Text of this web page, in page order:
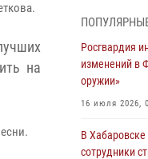
на
День
Росгвардии
01 августа
краю
состава по
Росгвардия
изменений в
оружии»
16 июля 2026,
В
сотрудники